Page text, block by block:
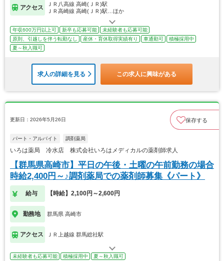
アクセス
ＪＲ八高線 高崎(ＪＲ)駅
ＪＲ高崎線 高崎(ＪＲ)駅…ほか
年収600万円以上可 新卒も応募可能
未経験者も応募可能
原則、引越しを伴う転勤なし
産休・育休取得実績有り 車通勤可
積極採用中
夏～秋入職可
求人の詳細を見る この求人に興味がある
更新日：2026年5月26日 保存する
パート・アルバイト 調剤薬局
いろは薬局 冷水店 株式会社いろはメディカルの薬剤師求人
【群馬県高崎市】平日の午後・土曜の午前勤務の場合
時給2,400円～♪調剤薬局での薬剤師募集《パート》
給与 【時給】2,100円～2,600円
勤務地 群馬県 高崎市
アクセス ＪＲ上越線 群馬総社駅
未経験者も応募可能 積極採用中 夏～秋入職可